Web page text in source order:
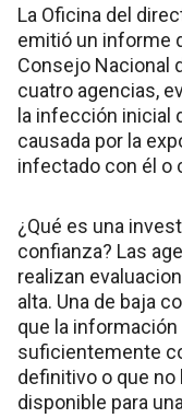
La Oficina del
emitió un informe
Consejo Nacional
cuatro agencias,
la infección inicial
causada por la
infectado con él o
¿Qué es una
confianza? Las
realizan
alta. Una de baja
que la
suficientemente
definitivo o que
disponible para